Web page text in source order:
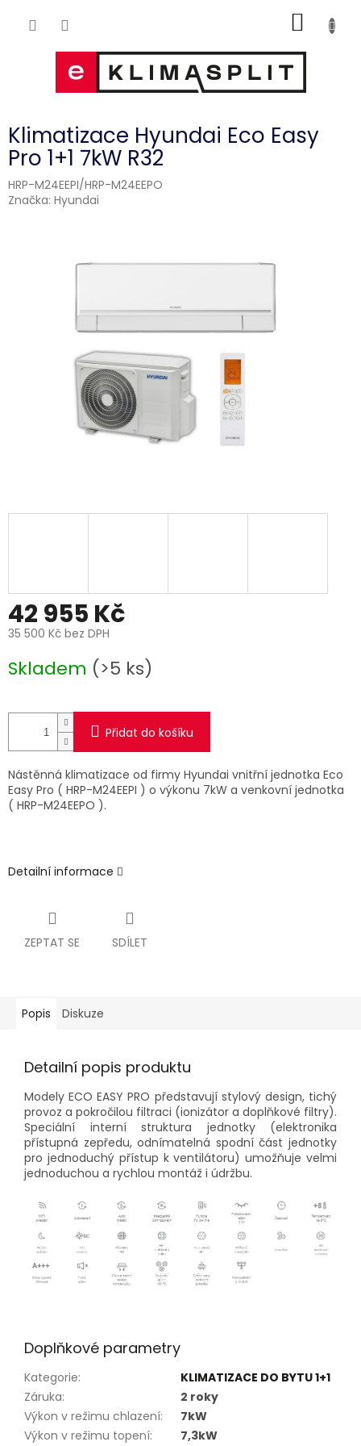
KOŠÍK
Klimatizace Hyundai Eco Easy
Pro 1+1 7kW R32
HRP-M24EEPI/HRP-M24EEPO
Značka: Hyundai
42 955 Kč
35 500 Kč bez DPH
cena:
Skladem (>5 ks)
Přidat do košíku
Nástěnná klimatizace od firmy Hyundai vnitřní jednotka Eco
Easy Pro ( HRP-M24EEPI ) o výkonu 7kW a venkovní jednotka
( HRP-M24EEPO ).
Detailní informace
ZEPTAT SE SDÍLET
Popis Diskuze
Detailní popis produktu
Modely ECO EASY PRO představují stylový design, tichý
provoz a pokročilou filtraci (ionizátor a doplňkové filtry).
Speciální interní struktura jednotky (elektronika
přístupná zepředu, odnímatelná spodní část jednotky
pro jednoduchý přístup k ventilátoru) umožňuje velmi
jednoduchou a rychlou montáž i údržbu.
Doplňkové parametry
Kategorie:
KLIMATIZACE DO BYTU 1+1
Záruka:
2 roky
Výkon v režimu chlazení:
7kW
Výkon v režimu topení: 7,3kW